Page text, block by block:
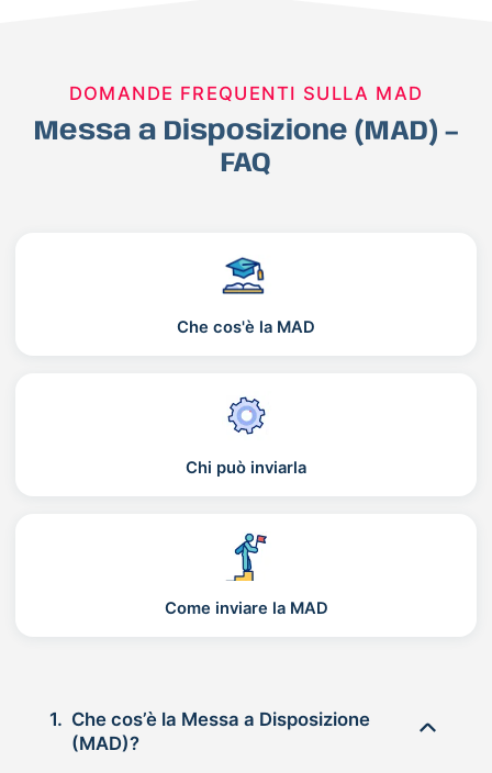
DOMANDE FREQUENTI SULLA MAD
Messa a Disposizione (MAD) –
FAQ
Che cos'è la MAD
Chi può inviarla
Come inviare la MAD
1. Che cos’è la Messa a Disposizione
(MAD)?